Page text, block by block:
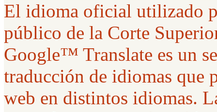
El idioma oficial utilizado
público de la Corte
Google™ Translate es un
traducción de idiomas que
web en distintos idiomas.